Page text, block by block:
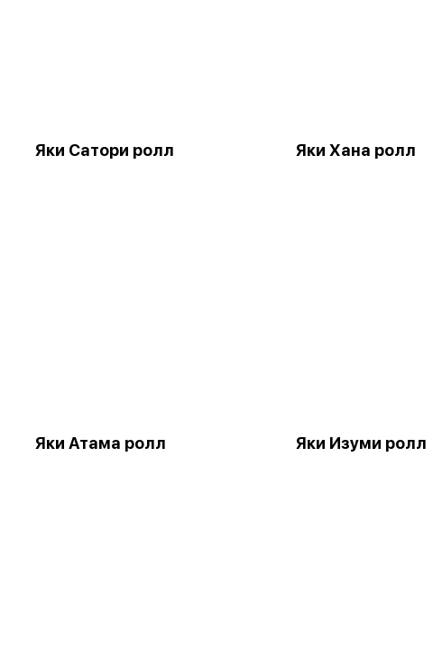
Яки Сатори ролл Яки Хана ролл
Яки Атама ролл Яки Изуми ролл